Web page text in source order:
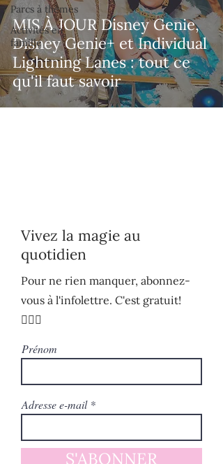
Parcs à thèmes
Activités en
famille
MIS À JOUR Disney Genie,
Disney Genie+ et Individual
Lightning Lanes : tout ce
qu'il faut savoir
Vivez la magie au
quotidien
Pour ne rien manquer, abonnez-
vous à l'infolettre. C'est gratuit!
🧚🏻‍♀️
Prénom
Adresse e-mail
S'ABONNER